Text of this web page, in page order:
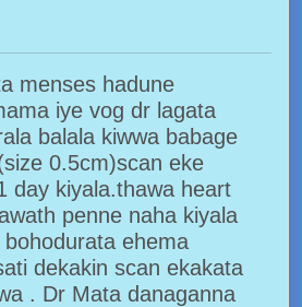
menses hadune
iye vog dr lagata
balala kiwwa babage
0.5cm)scan eke
day kiyala.thawa heart
penne naha kiyala
bohodurata ehema
dekakin scan ekakata
. Dr Mata danaganna